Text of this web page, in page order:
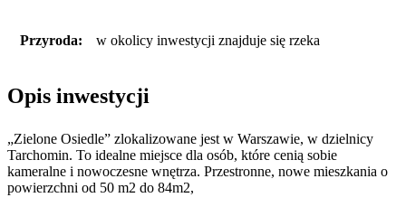
Przyroda: w okolicy inwestycji znajduje się rzeka
Opis inwestycji
„Zielone Osiedle” zlokalizowane jest w Warszawie, w dzielnicy
Tarchomin. To idealne miejsce dla osób, które cenią sobie
kameralne i nowoczesne wnętrza. Przestronne, nowe mieszkania o
powierzchni od 50 m2 do 84m2,